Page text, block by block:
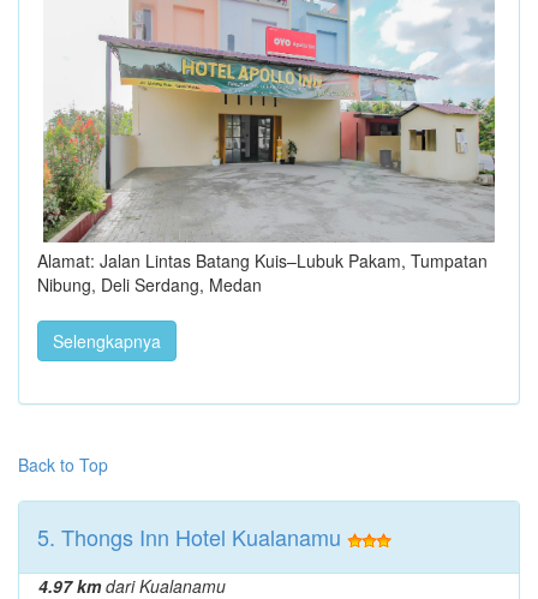
Alamat: Jalan Lintas Batang Kuis–Lubuk Pakam, Tumpatan
Nibung, Deli Serdang, Medan
Selengkapnya
Back to Top
5. Thongs Inn Hotel Kualanamu
4.97 kmdari Kualanamu